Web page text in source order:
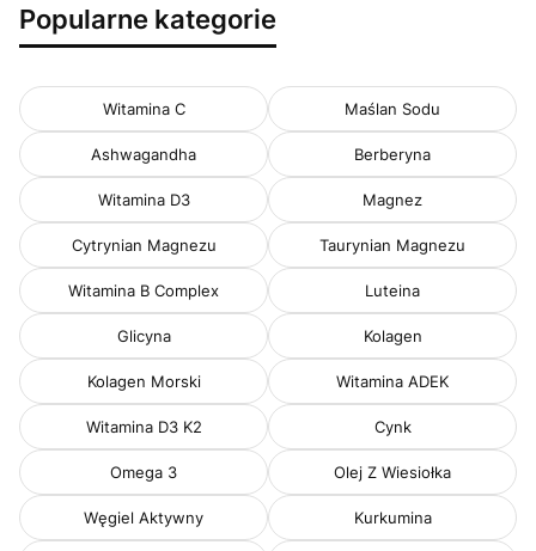
Popularne kategorie
Witamina C Maślan Sodu
Ashwagandha Berberyna
Witamina D3 Magnez
Cytrynian Magnezu Taurynian Magnezu
Witamina B Complex Luteina
Glicyna Kolagen
Kolagen Morski Witamina ADEK
Witamina D3 K2 Cynk
Omega 3 Olej Z Wiesiołka
Węgiel Aktywny Kurkumina